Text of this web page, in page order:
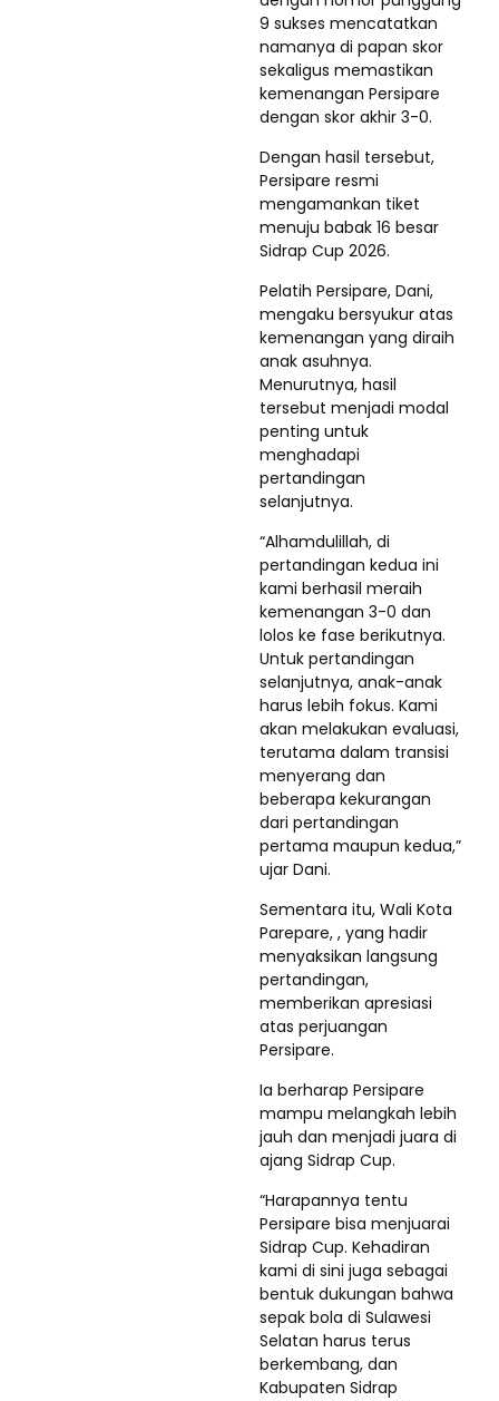
9 sukses mencatatkan
namanya di papan skor
sekaligus memastikan
kemenangan Persipare
dengan skor akhir 3-0.
Dengan hasil tersebut,
Persipare resmi
mengamankan tiket
menuju babak 16 besar
Sidrap Cup 2026.
Pelatih Persipare, Dani,
mengaku bersyukur atas
kemenangan yang diraih
anak asuhnya.
Menurutnya, hasil
tersebut menjadi modal
penting untuk
menghadapi
pertandingan
selanjutnya.
“Alhamdulillah, di
pertandingan kedua ini
kami berhasil meraih
kemenangan 3-0 dan
lolos ke fase berikutnya.
Untuk pertandingan
selanjutnya, anak-anak
harus lebih fokus. Kami
akan melakukan evaluasi,
terutama dalam transisi
menyerang dan
beberapa kekurangan
dari pertandingan
pertama maupun kedua,”
ujar Dani.
Sementara itu, Wali Kota
Parepare, , yang hadir
menyaksikan langsung
pertandingan,
memberikan apresiasi
atas perjuangan
Persipare.
Ia berharap Persipare
mampu melangkah lebih
jauh dan menjadi juara di
ajang Sidrap Cup.
“Harapannya tentu
Persipare bisa menjuarai
Sidrap Cup. Kehadiran
kami di sini juga sebagai
bentuk dukungan bahwa
sepak bola di Sulawesi
Selatan harus terus
berkembang, dan
Kabupaten Sidrap